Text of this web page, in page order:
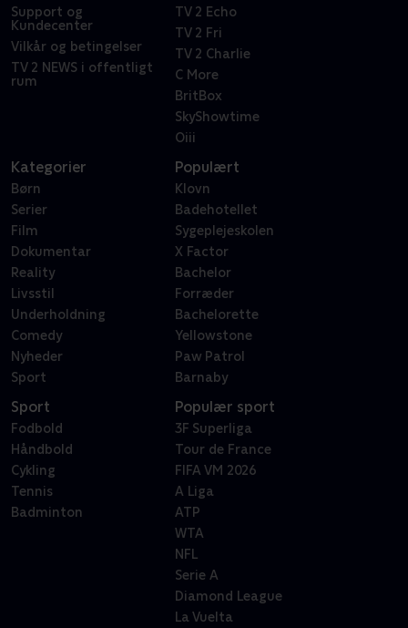
Support og
Kundecenter
Vilkår og betingelser
TV 2 NEWS i offentligt
rum
TV 2 Echo
TV 2 Fri
TV 2 Charlie
C More
BritBox
SkyShowtime
Oiii
Kategorier
Børn
Serier
Film
Dokumentar
Reality
Livsstil
Underholdning
Comedy
Nyheder
Sport
Populært
Klovn
Badehotellet
Sygeplejeskolen
X Factor
Bachelor
Forræder
Bachelorette
Yellowstone
Paw Patrol
Barnaby
Sport
Fodbold
Håndbold
Cykling
Tennis
Badminton
Populær sport
3F Superliga
Tour de France
FIFA VM 2026
A Liga
ATP
WTA
NFL
Serie A
Diamond League
La Vuelta